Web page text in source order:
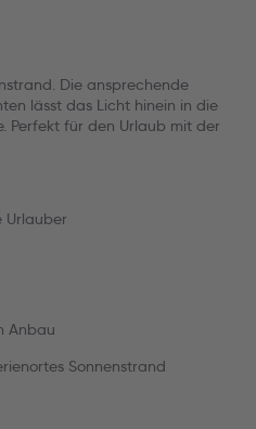
Die ansprechende
lässt das Licht hinein in die
Perfekt für den Urlaub mit der
Urlauber
Anbau
Sonnenstrand